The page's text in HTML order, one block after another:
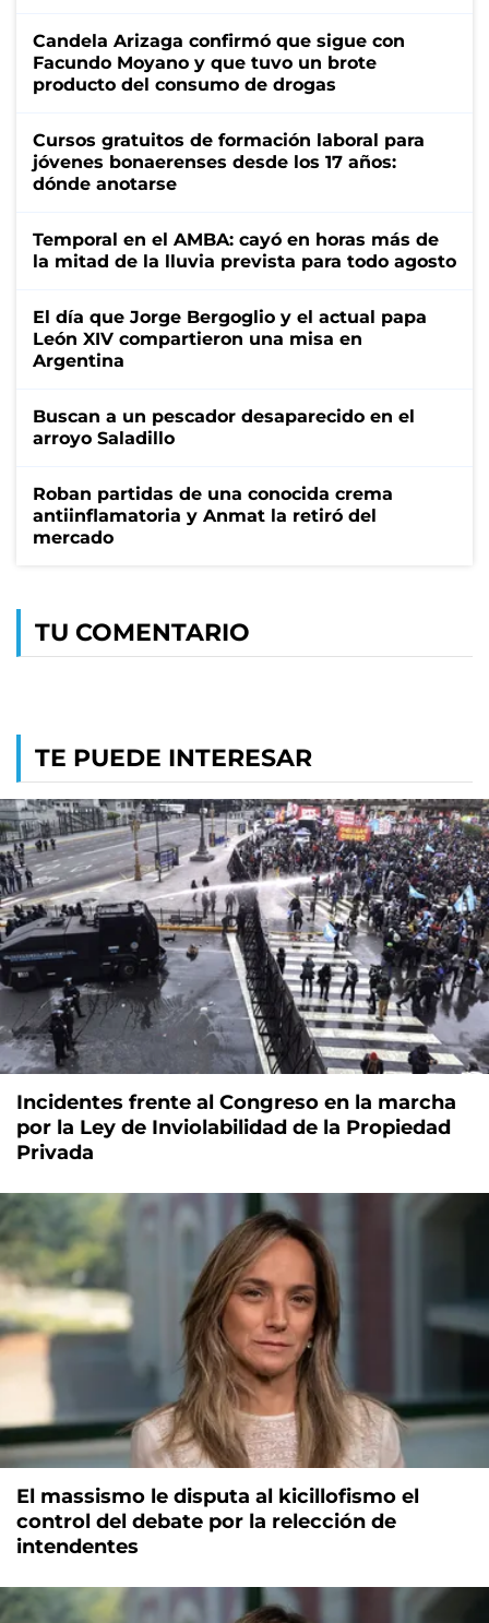
Candela Arizaga confirmó que sigue con
Facundo Moyano y que tuvo un brote
producto del consumo de drogas
Cursos gratuitos de formación laboral para
jóvenes bonaerenses desde los 17 años:
dónde anotarse
Temporal en el AMBA: cayó en horas más de
la mitad de la lluvia prevista para todo agosto
El día que Jorge Bergoglio y el actual papa
León XIV compartieron una misa en
Argentina
Buscan a un pescador desaparecido en el
arroyo Saladillo
Roban partidas de una conocida crema
antiinflamatoria y Anmat la retiró del
mercado
TU COMENTARIO
TE PUEDE INTERESAR
Incidentes frente al Congreso en la marcha
por la Ley de Inviolabilidad de la Propiedad
Privada
El massismo le disputa al kicillofismo el
control del debate por la relección de
intendentes